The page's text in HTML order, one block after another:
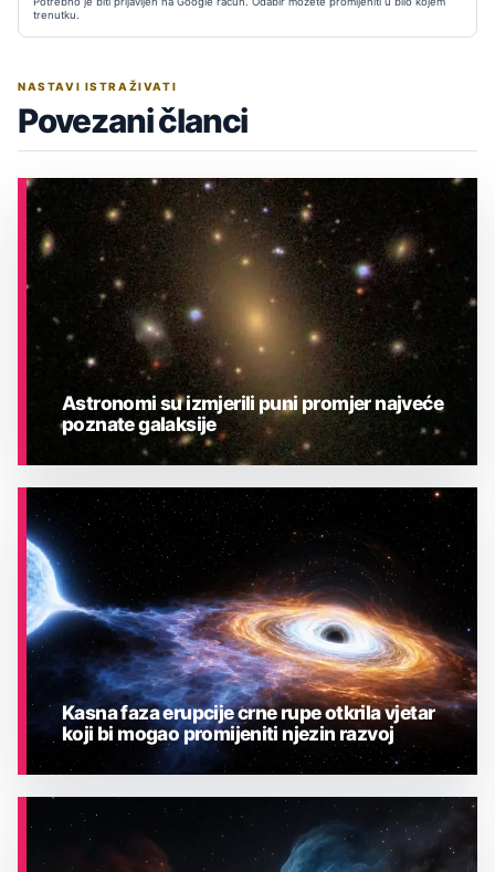
trenutku.
NASTAVI ISTRAŽIVATI
Povezani članci
ASTRONOMIJA
Astronomi su izmjerili puni promjer najveće
poznate galaksije
ASTRONOMIJA
Kasna faza erupcije crne rupe otkrila vjetar
koji bi mogao promijeniti njezin razvoj